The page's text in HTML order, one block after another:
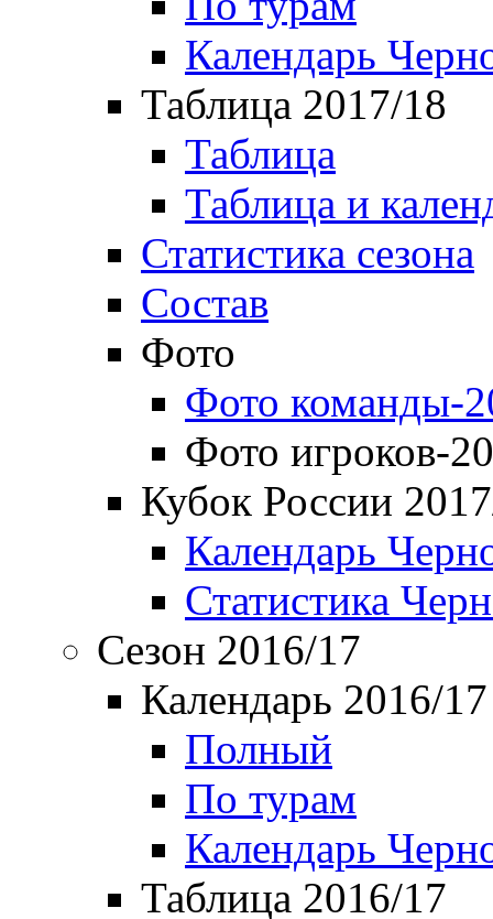
Календарь
Таблица 2017/18
Таблица
Таблица и
Статистика сезона
Состав
Фото
Фото команды-
Фото игроков-
Кубок России
Календарь
Статистика
Сезон 2016/17
Календарь 2016/17
Полный
По турам
Календарь
Таблица 2016/17